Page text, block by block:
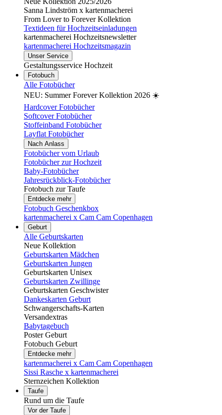
Sanna Lindström x kartenmacherei
From Lover to Forever Kollektion
Textideen für Hochzeitseinladungen
kartenmacherei Hochzeitsnewsletter
kartenmacherei Hochzeitsmagazin
Unser Service
Gestaltungsservice Hochzeit
Fotobuch
Alle Fotobücher
NEU: Summer Forever Kollektion 2026 ☀️
Hardcover Fotobücher
Softcover Fotobücher
Stoffeinband Fotobücher
Layflat Fotobücher
Nach Anlass
Fotobücher vom Urlaub
Fotobücher zur Hochzeit
Baby-Fotobücher
Jahresrückblick-Fotobücher
Fotobuch zur Taufe
Entdecke mehr
Fotobuch Geschenkbox
kartenmacherei x Cam Cam Copenhagen
Geburt
Alle Geburtskarten
Neue Kollektion
Geburtskarten Mädchen
Geburtskarten Jungen
Geburtskarten Unisex
Geburtskarten Zwillinge
Geburtskarten Geschwister
Dankeskarten Geburt
Schwangerschafts-Karten
Versandextras
Babytagebuch
Poster Geburt
Fotobuch Geburt
Entdecke mehr
kartenmacherei x Cam Cam Copenhagen
Sissi Rasche x kartenmacherei
Sternzeichen Kollektion
Taufe
Rund um die Taufe
Vor der Taufe